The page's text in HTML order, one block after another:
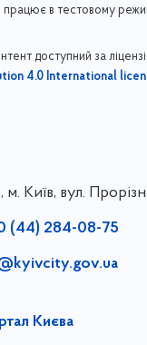
працює в тестовому
доступний за
4.0 International
м. Київ, вул.
(44) 284-08-75
Києва